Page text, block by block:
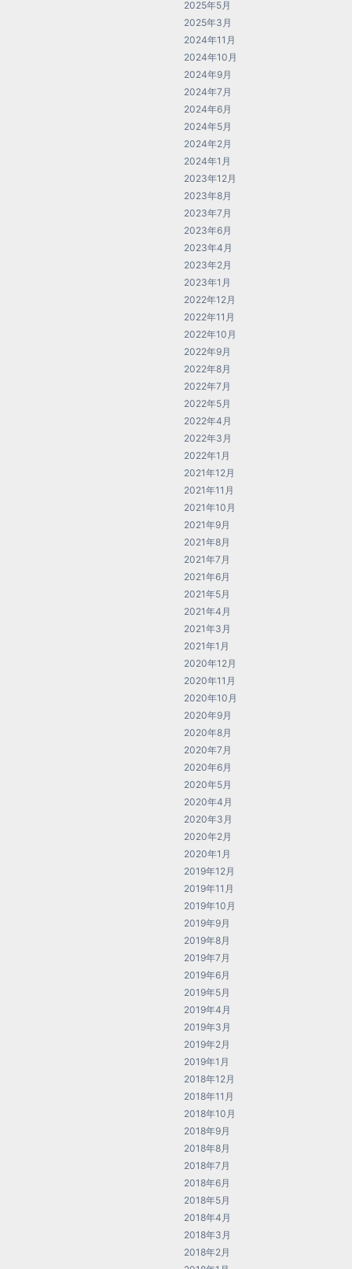
2025年5月
2025年3月
2024年11月
2024年10月
2024年9月
2024年7月
2024年6月
2024年5月
2024年2月
2024年1月
2023年12月
2023年8月
2023年7月
2023年6月
2023年4月
2023年2月
2023年1月
2022年12月
2022年11月
2022年10月
2022年9月
2022年8月
2022年7月
2022年5月
2022年4月
2022年3月
2022年1月
2021年12月
2021年11月
2021年10月
2021年9月
2021年8月
2021年7月
2021年6月
2021年5月
2021年4月
2021年3月
2021年1月
2020年12月
2020年11月
2020年10月
2020年9月
2020年8月
2020年7月
2020年6月
2020年5月
2020年4月
2020年3月
2020年2月
2020年1月
2019年12月
2019年11月
2019年10月
2019年9月
2019年8月
2019年7月
2019年6月
2019年5月
2019年4月
2019年3月
2019年2月
2019年1月
2018年12月
2018年11月
2018年10月
2018年9月
2018年8月
2018年7月
2018年6月
2018年5月
2018年4月
2018年3月
2018年2月